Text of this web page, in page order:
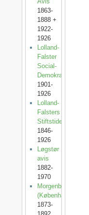
1863-
1888 +
1922-
1926
Lolland-
Falster
Social-
Demokrat
1901-
1926
Lolland-
Falsters
Stiftstidende
1846-
1926
Løgstør
avis
1882-
1970
Morgenbladet
(København)
1873-